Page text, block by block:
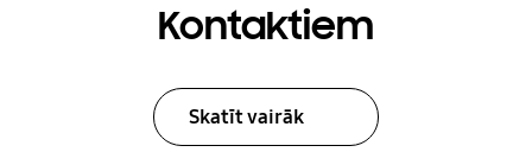
Kontaktiem
Skatīt vairāk